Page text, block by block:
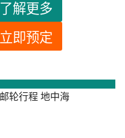
了解更多
立即预定